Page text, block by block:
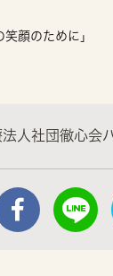
笑顔のために」
法人社団徹心会